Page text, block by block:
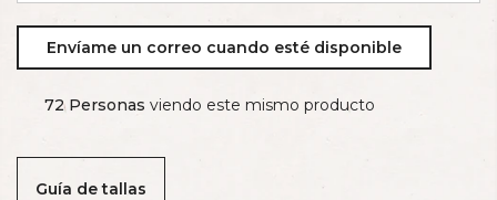
72 Personas viendo este mismo producto
Guía de tallas